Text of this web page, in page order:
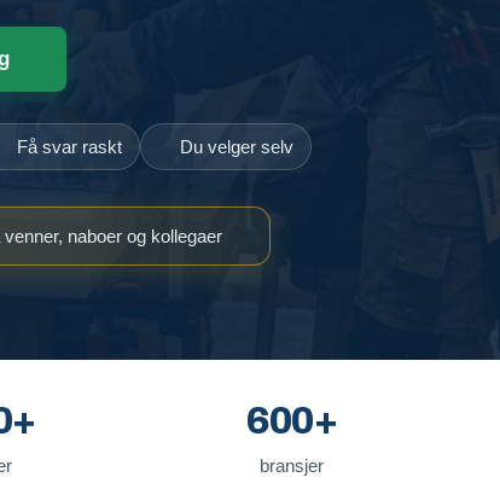
Få svar raskt Du velger selv
naboer og kollegaer
600+
bransjer